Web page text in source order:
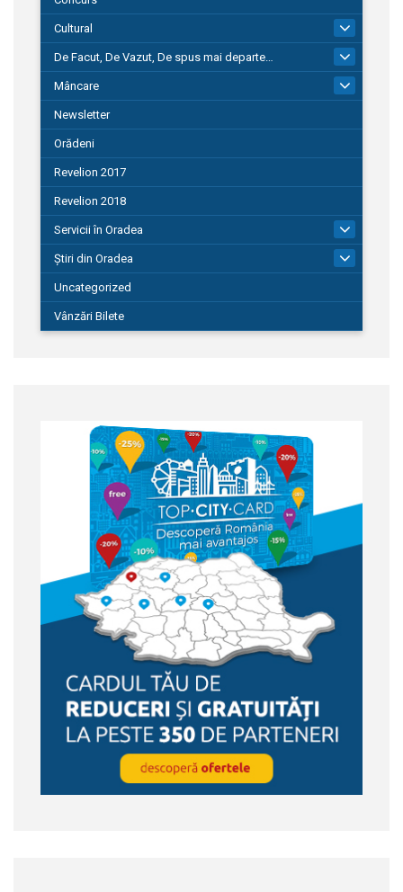
Cultural
De Facut, De Vazut, De spus mai departe…
580
Mâncare
Newsletter
Orădeni
Revelion 2017
Revelion 2018
Servicii în Oradea
Știri din Oradea
Uncategorized
Vânzări Bilete